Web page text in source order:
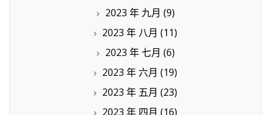
2023 年 九月 (9)
2023 年 八月 (11)
2023 年 七月 (6)
2023 年 六月 (19)
2023 年 五月 (23)
2023 年 四月 (16)